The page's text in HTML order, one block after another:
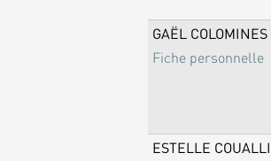
GAËL COLOMINES
Fiche personnelle
ESTELLE